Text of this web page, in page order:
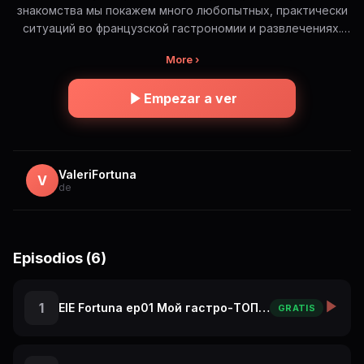
знакомства мы покажем много любопытных, практически
ситуаций во французской гастрономии и развлечениях.
путешествие по самым красивым и иногда опасным
местам мира. Это не просто красивые виды. Это истории,
эмоции и правда о путешествиях: — где безопасно, а где
нет — сколько это стоит на самом деле — какую еду
истории в формате Shorts. Погрузись в атмосферу и
More ›
Empezar a ver
V ValeriFortuna
de
Episodios (6)
1 ElE Fortuna ep01 Мой гастро-ТОП в Париже: с чего начать GRATIS